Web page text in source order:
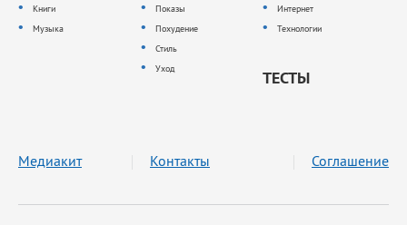
Книги
Музыка
Показы
Похудение
Стиль
Уход
Интернет
Технологии
ТЕСТЫ
Медиакит Контакты Соглашение